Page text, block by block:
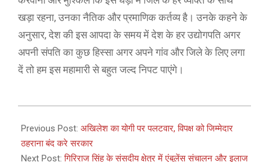
खड़ा रहना, उनका नैतिक और प्रमाणिक कर्तव्य है। उनके कहने के
अनुसार, देश की इस आपदा के समय में देश के हर उद्योगपति अगर
अपनी संपति का कुछ हिस्सा अगर अपने गांव और जिले के लिए लगा
दें तो हम इस महामारी से बहुत जल्द निपट पाएंगे।
05-
12
Previous Post: अखिलेश का योगी पर पलटवार, विपक्ष को जिम्मेदार
ठहराना बंद करे सरकार
Next Post:गिरिराज सिंह के संसदीय क्षेत्र में एंबुलेंस संचालन और इलाज